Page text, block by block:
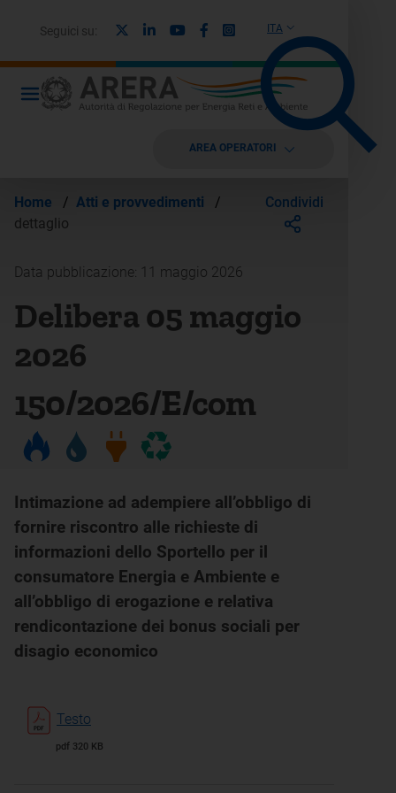
ITA
Seguici su: LinkedinYoutubeFacebook
Instagram
AREA OPERATORI
Home / Atti e provvedimenti
/
dettaglio
Condividi
Data pubblicazione: 11 maggio 2026
Delibera 05 maggio
2026
150/2026/E/com
Intimazione ad adempiere all’obbligo di
fornire riscontro alle richieste di
informazioni dello Sportello per il
consumatore Energia e Ambiente e
all’obbligo di erogazione e relativa
rendicontazione dei bonus sociali per
disagio economico
Testo
pdf 320 KB